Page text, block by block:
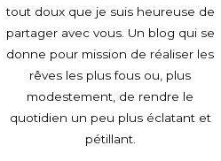
tout doux que je suis heureuse de
partager avec vous. Un blog qui se
donne pour mission de réaliser les
rêves les plus fous ou, plus
modestement, de rendre le
quotidien un peu plus éclatant et
pétillant.